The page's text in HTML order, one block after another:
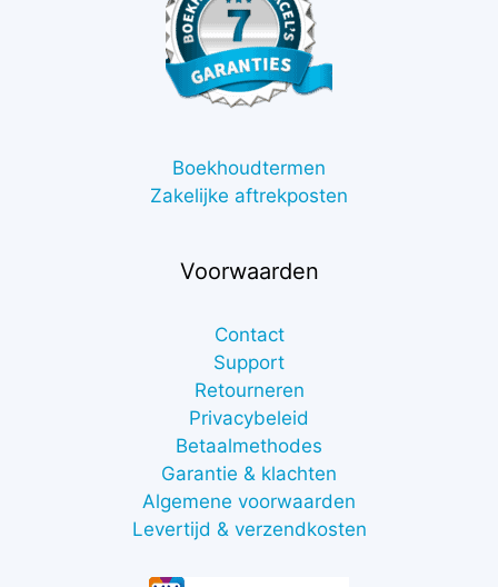
Boekhoudtermen
Zakelijke aftrekposten
Voorwaarden
Contact
Support
Retourneren
Privacybeleid
Betaalmethodes
Garantie & klachten
Algemene voorwaarden
Levertijd & verzendkosten